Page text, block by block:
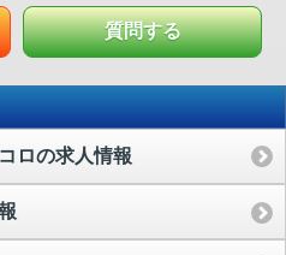
質問する
ロの求人情報